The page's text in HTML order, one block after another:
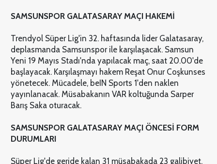
SAMSUNSPOR GALATASARAY MAÇI HAKEMİ
Trendyol Süper Lig'in 32. haftasında lider Galatasaray,
deplasmanda Samsunspor ile karşılaşacak. Samsun
Yeni 19 Mayıs Stadı'nda yapılacak maç, saat 20.00'de
başlayacak. Karşılaşmayı hakem Reşat Onur Coşkunses
yönetecek. Mücadele, beIN Sports 1'den naklen
yayınlanacak. Müsabakanın VAR koltuğunda Sarper
Barış Saka oturacak.
SAMSUNSPOR GALATASARAY MAÇI ÖNCESİ FORM
DURUMLARI
Süper Lig'de geride kalan 31 müsabakada 23 galibiyet,